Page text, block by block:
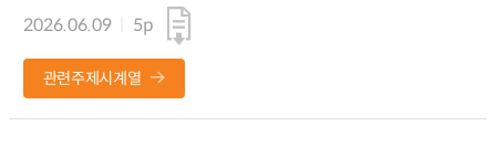
2026.06.09
5p
관련주제시계열